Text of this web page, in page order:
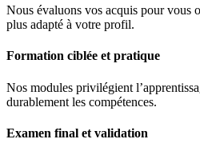
Nous évaluons vos acquis pour vous
plus adapté à votre profil.
Formation ciblée et pratique
Nos modules privilégient
durablement les compétences.
Examen final et validation